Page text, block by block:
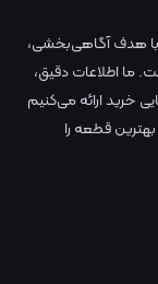
هدف آگاهی‌بخشی،
ما اطلاعات دقیق،
خرید ارائه می‌کنیم
بهترین قطعه را